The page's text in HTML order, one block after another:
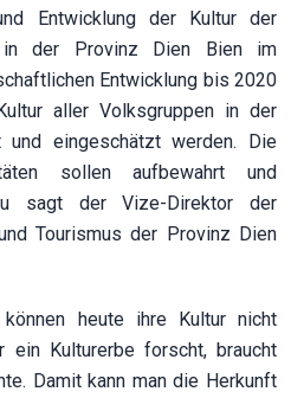
Entwicklung der Kultur der
in der Provinz Dien Bien im
Entwicklung bis 2020
aller Volksgruppen in der
und eingeschätzt werden. Die
sollen aufbewahrt und
sagt der Vize-Direktor der
Tourismus der Provinz Dien
können heute ihre Kultur nicht
ein Kulturerbe forscht, braucht
Damit kann man die Herkunft